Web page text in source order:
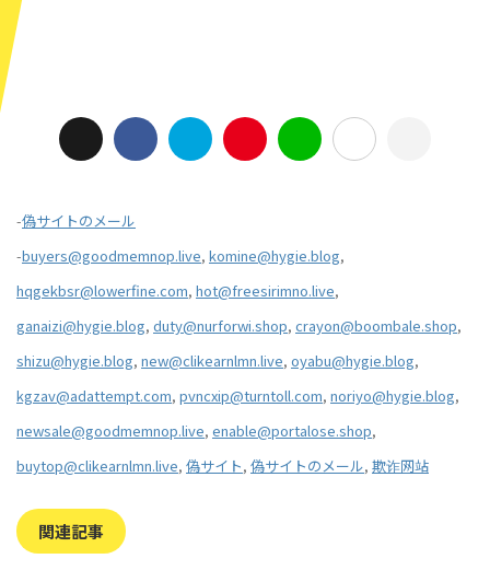
-偽サイトのメール
-buyers@goodmemnop.live, komine@hygie.blog,
hqgekbsr@lowerfine.com, hot@freesirimno.live,
ganaizi@hygie.blog, duty@nurforwi.shop, crayon@boombale.shop,
shizu@hygie.blog, new@clikearnlmn.live, oyabu@hygie.blog,
kgzav@adattempt.com, pvncxip@turntoll.com, noriyo@hygie.blog,
newsale@goodmemnop.live, enable@portalose.shop,
buytop@clikearnlmn.live, 偽サイト, 偽サイトのメール, 欺诈网站
関連記事